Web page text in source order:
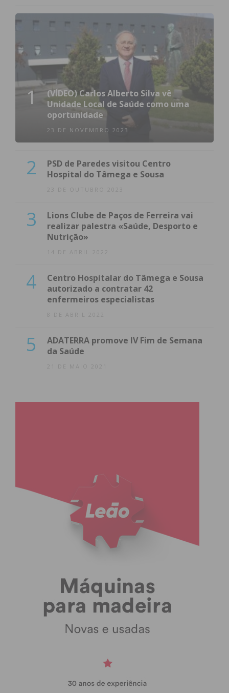
1
(VÍDEO) Carlos Alberto Silva vê
Unidade Local de Saúde como uma
oportunidade
23 DE NOVEMBRO 2023
2
PSD de Paredes visitou Centro
Hospital do Tâmega e Sousa
23 DE OUTUBRO 2023
3
Lions Clube de Paços de Ferreira vai
realizar palestra «Saúde, Desporto e
Nutrição»
14 DE ABRIL 2022
4
Centro Hospitalar do Tâmega e Sousa
autorizado a contratar 42
enfermeiros especialistas
8 DE ABRIL 2022
5
ADATERRA promove IV Fim de Semana
da Saúde
21 DE MAIO 2021